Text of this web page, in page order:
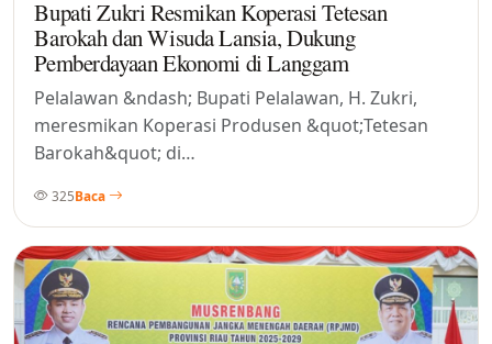
Bupati Zukri Resmikan Koperasi Tetesan
Barokah dan Wisuda Lansia, Dukung
Pemberdayaan Ekonomi di Langgam
Pelalawan &ndash; Bupati Pelalawan, H. Zukri,
meresmikan Koperasi Produsen &quot;Tetesan
Barokah&quot; di…
325Baca